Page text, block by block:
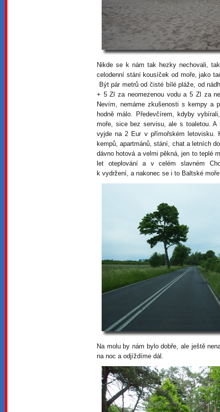
Nikde se k nám tak hezky nechovali,
celodenní stání kousíček od moře, jako
Být pár metrů od čisté bílé pláže, od
+ 5 Zl za neomezenou vodu a 5 Zl za
Nevím, nemáme zkušenosti s kempy a
hodně málo. Předevčírem, kdyby
moře, sice bez servisu, ale s toaletou.
vyjde na 2 Eur v přímořském letovisku.
kempů, apartmánů, stání, chat a letních
dávno hotová a velmi pěkná, jen to teplé
let oteplování a v celém slavném
k vydržení, a nakonec se i to Baltské
Na molu by nám bylo dobře, ale ještě
na noc a odjíždíme dál.